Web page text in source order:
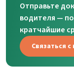
Отправьте
водителя —
кратчайшие
Связаться